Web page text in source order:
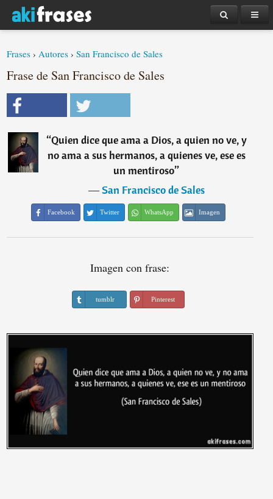
Frases ›Autores ›San Francisco de Sales
Frase de San Francisco de Sales
“Quien dice que ama a Dios, a quien no ve, y
no ama a sus hermanos, a quienes ve, ese es
un mentiroso”
―San Francisco de Sales
Facebook Twitter WhatsApp Imagen
Imagen con frase:
tumblr Pinterest